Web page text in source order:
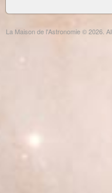
La Maison de l'Astronomie © 2026.